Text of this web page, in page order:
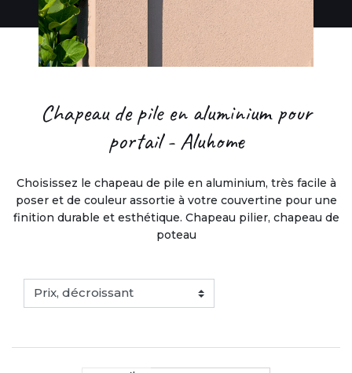
Chapeau de pile en aluminium pour
portail - Aluhome
Choisissez le chapeau de pile en aluminium, très facile à
poser et de couleur assortie à votre couvertine pour une
finition durable et esthétique. Chapeau pilier, chapeau de
poteau